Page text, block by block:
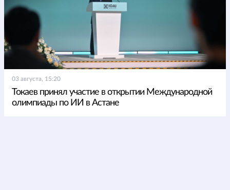
03 августа, 15:20
Токаев принял участие в открытии Международной
олимпиады по ИИ в Астане